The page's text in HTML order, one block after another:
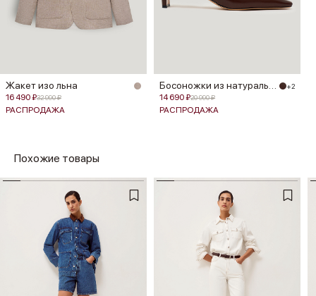
Жакет изо льна
16 490 ₽32 990 ₽
РАСПРОДАЖА
Босоножки из натуральной кожи +2
14 690 ₽20 990 ₽
РАСПРОДАЖА
Похожие товары